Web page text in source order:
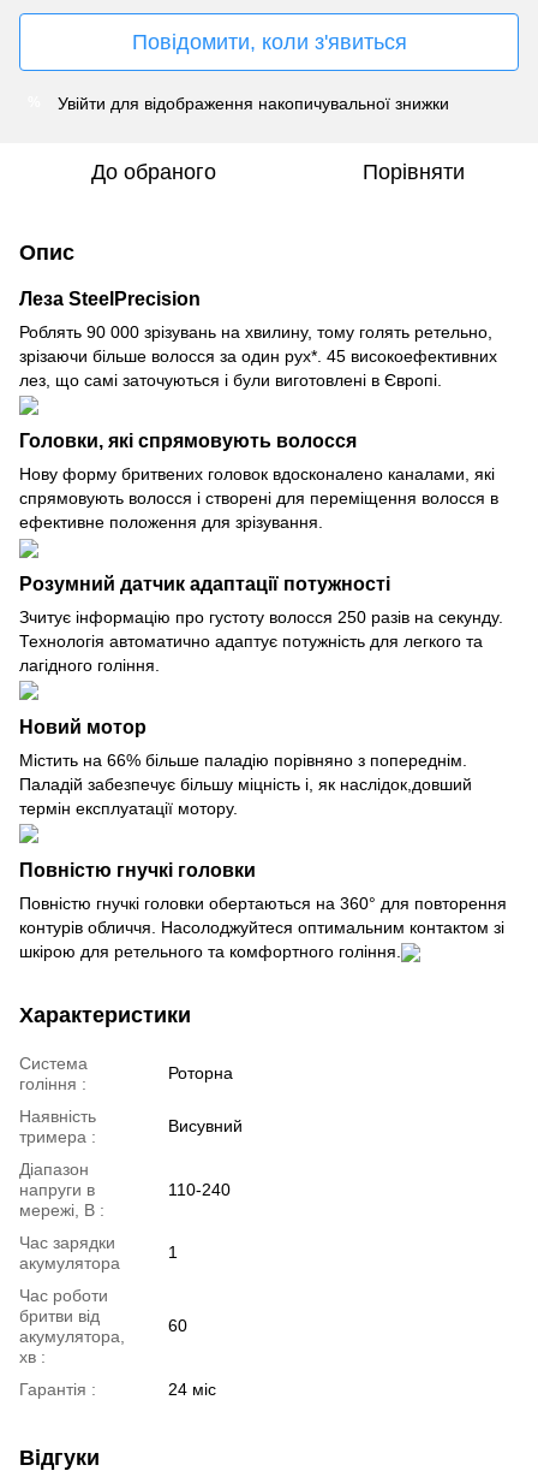
Повідомити, коли з'явиться
Увійти для відображення накопичувальної знижки
До обраного Порівняти
Опис
Леза SteelPrecision
Роблять 90 000 зрізувань на хвилину, тому голять ретельно,
зрізаючи більше волосся за один рух*. 45 високоефективних
лез, що самі заточуються і були виготовлені в Європі.
Головки, які спрямовують волосся
Нову форму бритвених головок вдосконалено каналами, які
спрямовують волосся і створені для переміщення волосся в
ефективне положення для зрізування.
Розумний датчик адаптації потужності
Зчитує інформацію про густоту волосся 250 разів на секунду.
Технологія автоматично адаптує потужність для легкого та
лагідного гоління.
Новий мотор
Містить на 66% більше паладію порівняно з попереднім.
Паладій забезпечує більшу міцність і, як наслідок,довший
термін експлуатації мотору.
Повністю гнучкі головки
Повністю гнучкі головки обертаються на 360° для повторення
контурів обличчя. Насолоджуйтеся оптимальним контактом зі
шкірою для ретельного та комфортного гоління.
Характеристики
Система
гоління :
Роторна
Наявність
тримера :
Висувний
Діапазон
напруги в
мережі, В :
110-240
Час зарядки
акумулятора
1
Час роботи
бритви від
акумулятора,
хв :
60
Гарантія : 24 міс
Відгуки